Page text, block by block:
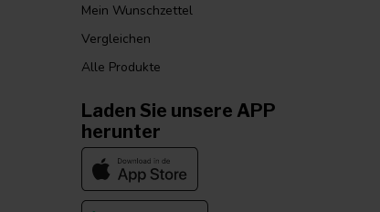
Mein Wunschzettel
Vergleichen
Alle Produkte
Laden Sie unsere APP
herunter